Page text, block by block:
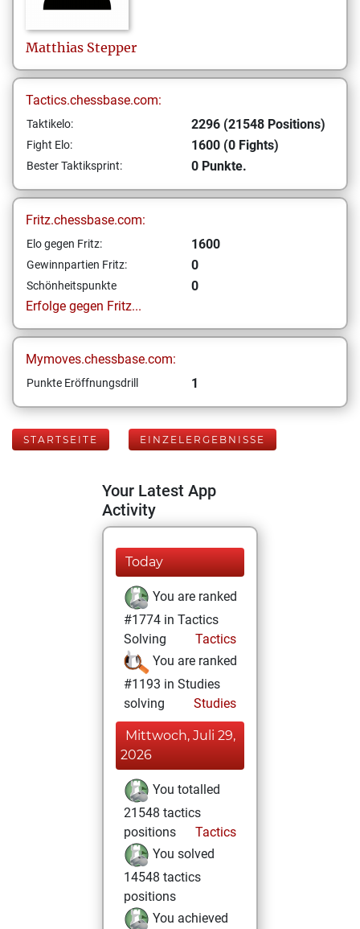
Matthias Stepper
Tactics.chessbase.com:
Taktikelo: 2296 (21548 Positions)
Fight Elo: 1600 (0 Fights)
Bester Taktiksprint: 0 Punkte.
Fritz.chessbase.com:
Elo gegen Fritz: 1600
Gewinnpartien Fritz: 0
Schönheitspunkte
0
Erfolge gegen Fritz...
Mymoves.chessbase.com:
Punkte Eröffnungsdrill 1
STARTSEITE EINZELERGEBNISSE
Your Latest App
Activity
Today
You are ranked
#1774 in Tactics
Solving
Tactics
You are ranked
#1193 in Studies
solving
Studies
Mittwoch, Juli 29,
2026
You totalled
21548 tactics
positions
Tactics
You solved
14548 tactics
positions
You achieved